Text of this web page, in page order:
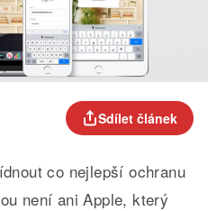
Sdílet článek
co nejlepší ochranu
není ani Apple, který